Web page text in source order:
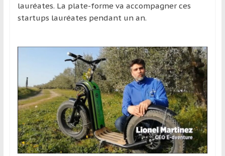
d’une
région
lauréates. La plate-forme va accompagner ces
startups lauréates pendant un an.